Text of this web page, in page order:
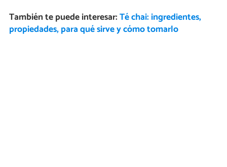
También te puede interesar:Té chai: ingredientes,
propiedades, para qué sirve y cómo tomarlo